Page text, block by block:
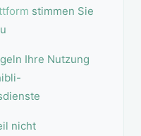
stimmen Sie
Ihre Nutzung
nicht